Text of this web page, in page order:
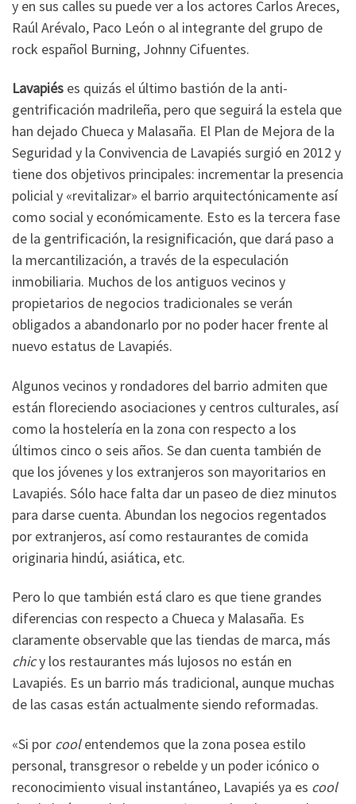
y en sus calles su puede ver a los actores Carlos Areces,
Raúl Arévalo, Paco León o al integrante del grupo de
rock español Burning, Johnny Cifuentes.
Lavapiés es quizás el último bastión de la anti-
gentrificación madrileña, pero que seguirá la estela que
han dejado Chueca y Malasaña. El Plan de Mejora de la
Seguridad y la Convivencia de Lavapiés surgió en 2012 y
tiene dos objetivos principales: incrementar la presencia
policial y «revitalizar» el barrio arquitectónicamente así
como social y económicamente. Esto es la tercera fase
de la gentrificación, la resignificación, que dará paso a
la mercantilización, a través de la especulación
inmobiliaria. Muchos de los antiguos vecinos y
propietarios de negocios tradicionales se verán
obligados a abandonarlo por no poder hacer frente al
nuevo estatus de Lavapiés.
Algunos vecinos y rondadores del barrio admiten que
están floreciendo asociaciones y centros culturales, así
como la hostelería en la zona con respecto a los
últimos cinco o seis años. Se dan cuenta también de
que los jóvenes y los extranjeros son mayoritarios en
Lavapiés. Sólo hace falta dar un paseo de diez minutos
para darse cuenta. Abundan los negocios regentados
por extranjeros, así como restaurantes de comida
originaria hindú, asiática, etc.
Pero lo que también está claro es que tiene grandes
diferencias con respecto a Chueca y Malasaña. Es
claramente observable que las tiendas de marca, más
chicy los restaurantes más lujosos no están en
Lavapiés. Es un barrio más tradicional, aunque muchas
de las casas están actualmente siendo reformadas.
«Si por coolentendemos que la zona posea estilo
personal, transgresor o rebelde y un poder icónico o
reconocimiento visual instantáneo, Lavapiés ya es cool